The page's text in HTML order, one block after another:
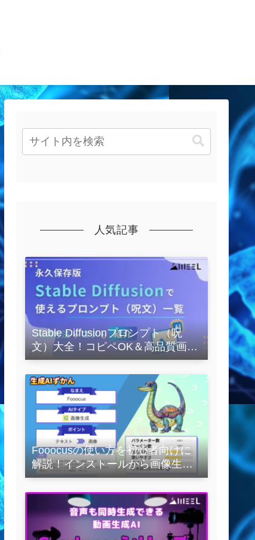
人気記事
Stable Diffusionプロンプト（呪
文）大全！コピペOK＆高品質画像
を作るコツの完全保存版
Fooocusの使い方を初心者向けに
解説！インストールから画像生成
の実践まで紹介